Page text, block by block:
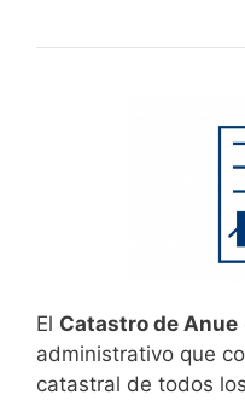
El Catastro de Anue
administrativo que
catastral de todos